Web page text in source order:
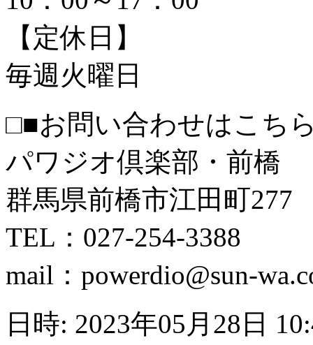
【定休日】
毎週火曜日
□■お問い合わせはこち
パワジオ倶楽部・前橋
群馬県前橋市江田町277
TEL：027-254-3388
mail：powerdio@sun-
日時: 2023年05月28日